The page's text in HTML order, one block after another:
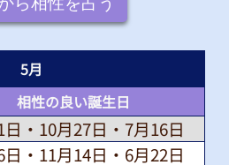
5月
相性の良い誕生日
日・10月27日・7月16日
日・11月14日・6月22日